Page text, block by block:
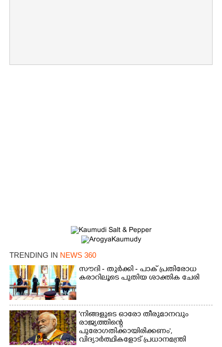
TRENDING IN NEWS 360
സൗദി - തുർക്കി - പാക് പ്രതിരോധ
കരാറിലൂടെ പുതിയ ശാക്തിക ചേരി
'നിങ്ങളുടെ ഓരോ തീരുമാനവും
രാജ്യത്തിന്റെ
പുരോഗതിക്കായിരിക്കണം',​
വിദ്യാർത്ഥികളോട് പ്രധാനമന്ത്രി